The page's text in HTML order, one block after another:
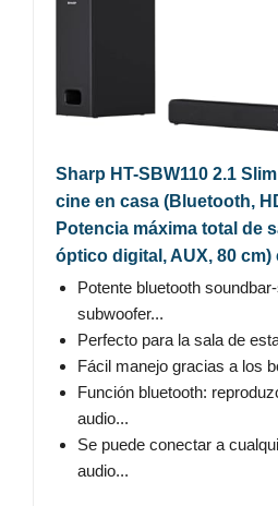
Sharp HT-SBW110 2.1
cine en casa (Bluetooth,
Potencia máxima total de
óptico digital, AUX, 80
Potente bluetooth
subwoofer...
Perfecto para la sala de
Fácil manejo gracias a los
Función bluetooth:
audio...
Se puede conectar a
audio...